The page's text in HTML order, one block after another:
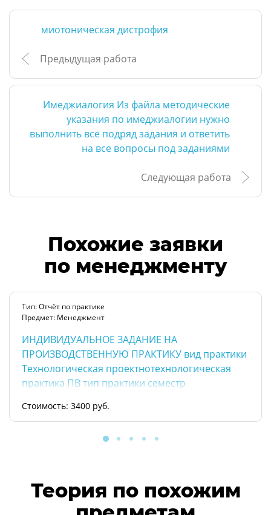
миотоническая дистрофия
Предыдущая работа
Имеджиалогия Из файла методические
указания по имеджиалогии нужно
выполнить все подряд задания и ответить
на все вопросы под заданиями
Следующая работа
Похожие заявки
по менеджменту
Тип: Отчёт по практике
Предмет: Менеджмент
ИНДИВИДУАЛЬНОЕ ЗАДАНИЕ НА
ПРОИЗВОДСТВЕННУЮ ПРАКТИКУ вид практики
Технологическая проектнотехнологическая
практика ПВ тип практики семестр
Стоимость: 3400 руб.
Теория по похожим